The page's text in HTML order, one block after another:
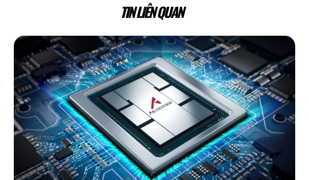
TIN LIÊN QUAN